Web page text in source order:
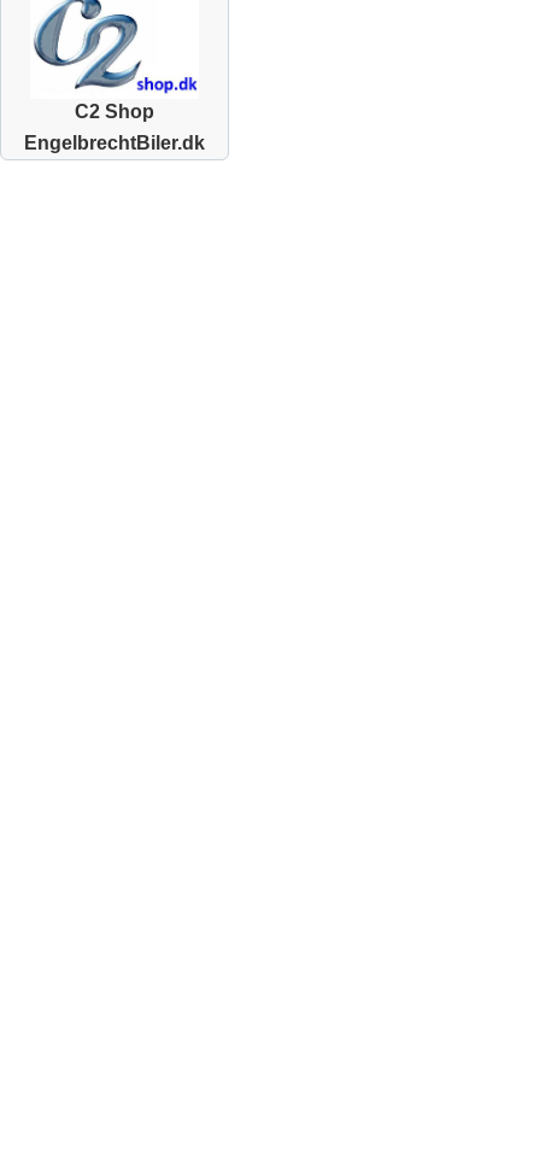
C2 Shop
EngelbrechtBiler.dk